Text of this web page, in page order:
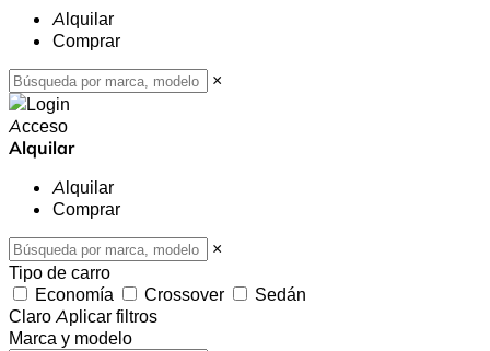
Alquilar
Comprar
×
Acceso
Alquilar
Alquilar
Comprar
×
Tipo de carro
Economía
Crossover
Sedán
Claro Aplicar filtros
Marca y modelo